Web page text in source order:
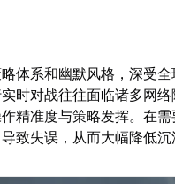
体系和幽默风格，深受
时对战往往面临诸多网
精准度与策略发挥。在
致失误，从而大幅降低沉